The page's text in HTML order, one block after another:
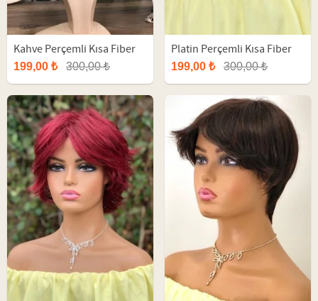
Kahve Perçemli Kısa Fiber
Peruk
199,00 ₺ 300,00 ₺
Platin Perçemli Kısa Fiber
Peruk
199,00 ₺ 300,00 ₺